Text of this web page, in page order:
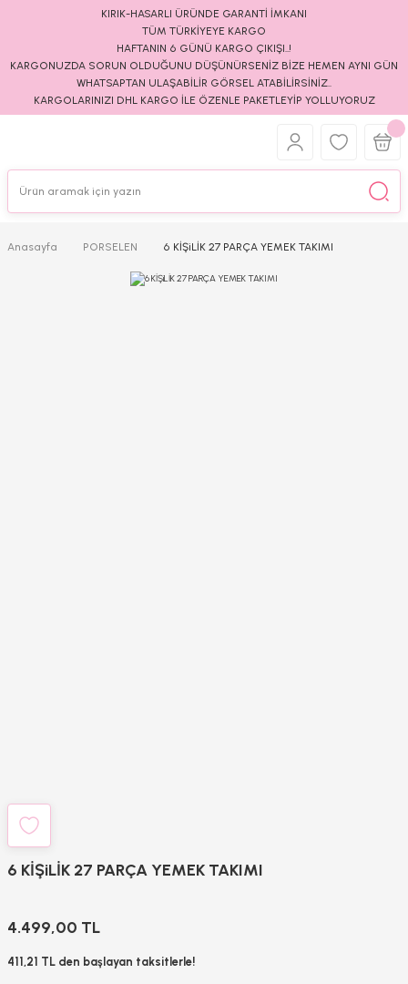
KIRIK-HASARLI ÜRÜNDE GARANTİ İMKANI
TÜM TÜRKİYEYE KARGO
HAFTANIN 6 GÜNÜ KARGO ÇIKIŞI..!
KARGONUZDA SORUN OLDUĞUNU DÜŞÜNÜRSENİZ BİZE HEMEN AYNI GÜN
WHATSAPTAN ULAŞABİLİR GÖRSEL ATABİLİRSİNİZ..
KARGOLARINIZI DHL KARGO İLE ÖZENLE PAKETLEYİP YOLLUYORUZ
Anasayfa PORSELEN 6 KİŞiLİK 27 PARÇA YEMEK TAKIMI
6 KİŞiLİK 27 PARÇA YEMEK TAKIMI
4.499,00 TL
411,21 TL den başlayan taksitlerle!